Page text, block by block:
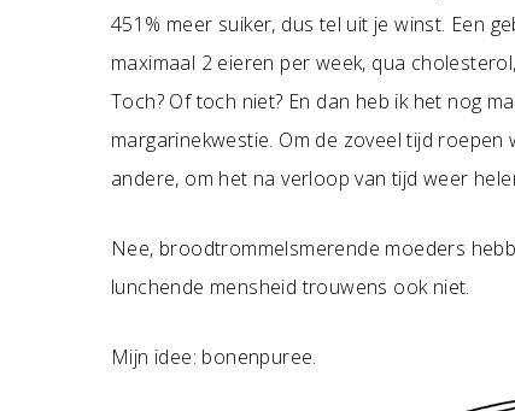
451% meer suiker, dus tel uit je winst. Een
maximaal 2 eieren per week, qua
Toch? Of toch niet? En dan heb ik het nog
margarinekwestie. Om de zoveel tijd
andere, om het na verloop van tijd weer
Nee, broodtrommelsmerende moeders
lunchende mensheid trouwens ook niet.
Mijn idee: bonenpuree.